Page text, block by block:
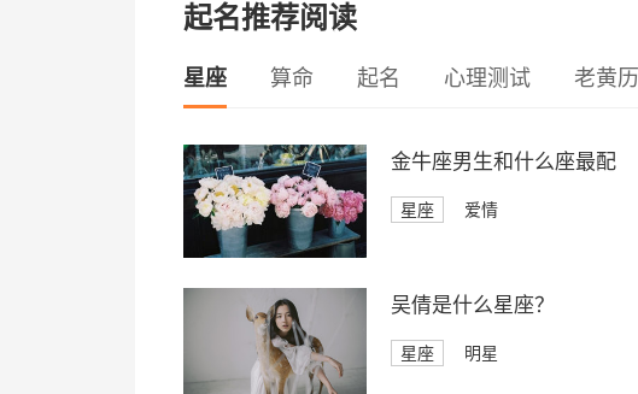
起名推荐阅读
星座 算命 起名 心理测试 老黄历
金牛座男生和什么座最配
星座 爱情
吴倩是什么星座？
星座 明星